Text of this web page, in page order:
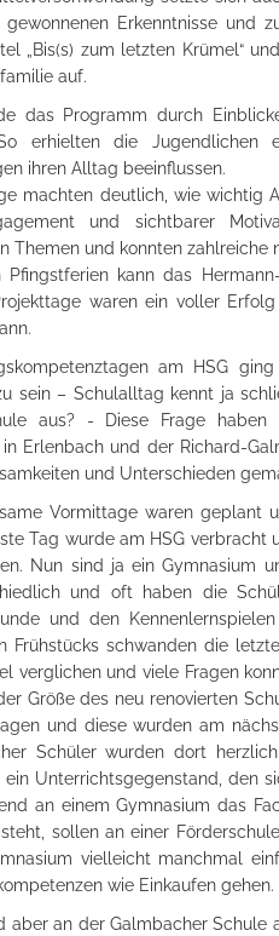
Erkenntnisse und
„Bis(s) zum letzten Krümel“
auf.
das Programm durch
erhielten die Jugendlichen
ihren Alltag beeinflussen.
machten deutlich, wie wichtig
und sichtbarer
Themen und konnten zahlreiche
Pfingstferien kann das
waren ein voller
am HSG
sein – Schulalltag kennt ja
aus? - Diese Frage haben
in Erlenbach und der Richard-
und Unterschieden
Vormittage waren geplant
Tag wurde am HSG
Nun sind ja ein Gymnasium
und oft haben die
und den
Frühstücks schwanden die
verglichen und viele Fragen
Größe des neu renovierten
und diese wurden am
Schüler wurden dort
ein Unterrichtsgegenstand, den
an einem Gymnasium das
sollen an einer
vielleicht manchmal
wie Einkaufen gehen.
aber an der Galmbacher Schule